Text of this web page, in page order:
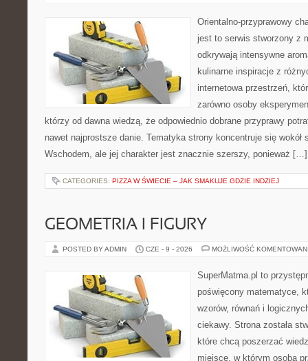
Orientalno-przyprawowy
jest to serwis stworzony z
odkrywają intensywne
kulinarne inspiracje z
internetowa przestrzeń,
zarówno osoby
którzy od dawna wiedzą, że odpowiednio dobrane przyprawy
nawet najprostsze danie. Tematyka strony koncentruje się wokół
Wschodem, ale jej charakter jest znacznie szerszy, ponieważ […]
CATEGORIES: PIZZA W ŚWIECIE – JAK SMAKUJE GDZIE INDZIEJ
GEOMETRIA I FIGURY
POSTED BY ADMIN CZE - 9 - 2026 MOŻLIWOŚĆ
SuperMatma.pl to
poświęcony matematyce,
wzorów, równań i
ciekawy. Strona została
które chcą poszerzać
miejsce, w którym osoba